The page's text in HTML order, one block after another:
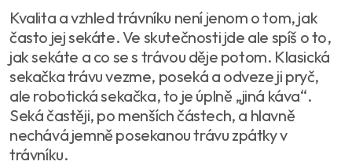
Kvalita a vzhled trávníku není jenom o tom, jak
často jej sekáte. Ve skutečnosti jde ale spíš o to,
jak sekáte a co se s trávou děje potom. Klasická
sekačka trávu vezme, poseká a odveze ji pryč,
ale robotická sekačka, to je úplně „jiná káva“.
Seká častěji, po menších částech, a hlavně
nechává jemně posekanou trávu zpátky v
trávníku.